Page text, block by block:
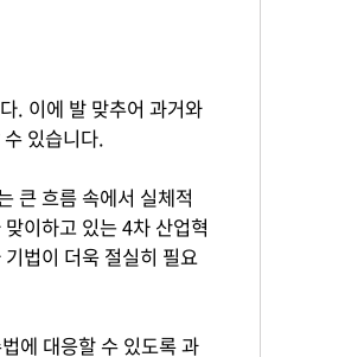
. 이에 발 맞추어 과거와
있습니다.
큰 흐름 속에서 실체적
이하고 있는 4차 산업혁
법이 더욱 절실히 필요
에 대응할 수 있도록 과